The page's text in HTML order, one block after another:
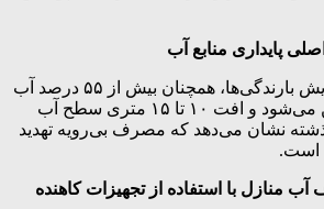
پایداری منابع آب
وی افزود: با وجود افزایش بارندگی‌ها، همچنان بیش از ۵۵ درصد آب
مصرفی از چاه‌ها تأمین می‌شود و افت ۱۰ تا ۱۵ متری سطح آب
نشان می‌دهد که مصرف بی‌رویه تهدید
است.